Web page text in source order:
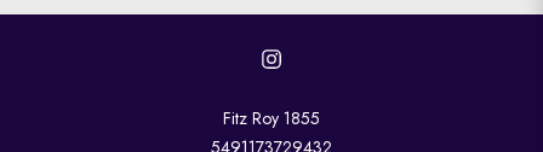
Fitz Roy 1855